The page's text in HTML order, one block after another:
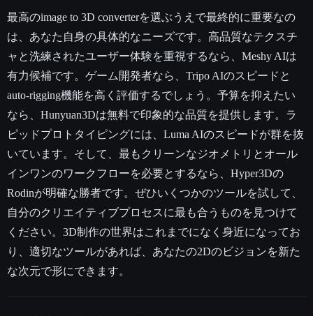
最高のimage to 3D converterを選ぶうえで最終的に重要なの
は、あなた自身の具体的なニーズです。高品質なテクスチ
ャと洗練されたユーザー体験を重視するなら、Meshy AIは
有力候補です。ゲーム開発者なら、Tripo AIのスピードと
auto-rigging機能を高く評価するでしょう。予算を抑えたい
なら、Hunyuan3Dは無料で印象的な品質を提供します。ラ
ピッドプロトタイピングには、Luma AIのスピードが群を抜
いています。そして、最もクリーンなジオメトリとオール
インワンのワークフローを必要とするなら、Hyper3Dの
Rodinが明確な勝者です。ぜひいくつかのツールを試して、
自分のクリエイティブプロセスに最も合うものを見つけて
ください。3D制作の世界はこれまでになく身近になってお
り、適切なツールがあれば、あなたの2Dのビジョンを新た
な次元で形にできます。